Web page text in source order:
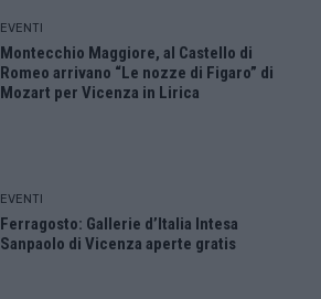
EVENTI
Montecchio Maggiore, al Castello di
Romeo arrivano “Le nozze di Figaro” di
Mozart per Vicenza in Lirica
EVENTI
Ferragosto: Gallerie d’Italia Intesa
Sanpaolo di Vicenza aperte gratis